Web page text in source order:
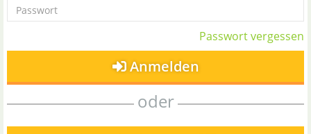
Passwort vergessen
Anmelden
oder